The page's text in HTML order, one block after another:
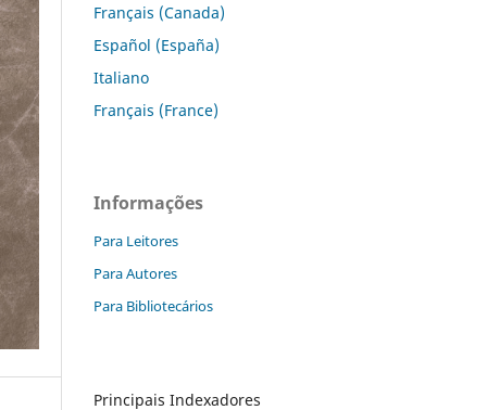
Français (Canada)
Español (España)
Italiano
Français (France)
Informações
Para Leitores
Para Autores
Para Bibliotecários
Principais Indexadores